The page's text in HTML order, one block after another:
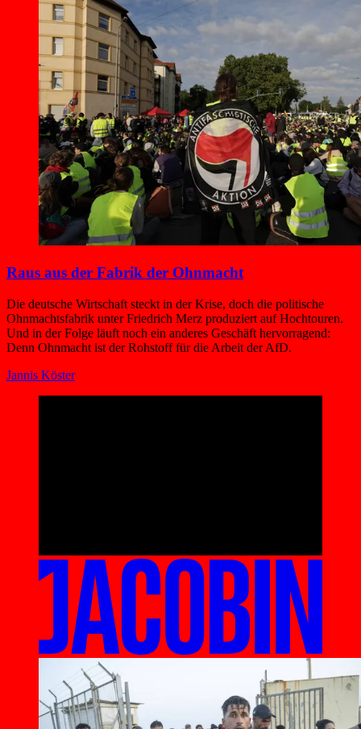
Raus aus der Fabrik der Ohnmacht
Die deutsche Wirtschaft steckt in der Krise, doch die politische
Ohnmachtsfabrik unter Friedrich Merz produziert auf Hochtouren.
Und in der Folge läuft noch ein anderes Geschäft hervorragend:
Denn Ohnmacht ist der Rohstoff für die Arbeit der AfD.
Jannis Köster